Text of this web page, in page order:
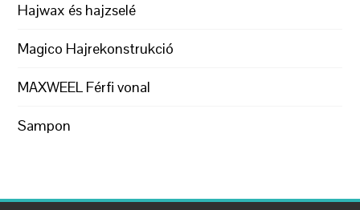
Hajwax és hajzselé
Magico Hajrekonstrukció
MAXWEEL Férfi vonal
Sampon